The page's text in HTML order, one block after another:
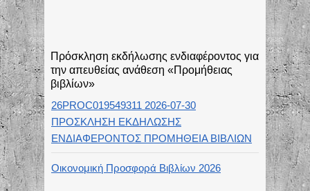
Πρόσκληση εκδήλωσης ενδιαφέροντος για
την απευθείας ανάθεση «Προμήθειας
βιβλίων»
26PROC019549311 2026-07-30
ΠΡΟΣΚΛΗΣΗ ΕΚΔΗΛΩΣΗΣ
ΕΝΔΙΑΦΕΡΟΝΤΟΣ ΠΡΟΜΗΘΕΙΑ ΒΙΒΛΙΩΝ
Οικονομική Προσφορά Βιβλίων 2026